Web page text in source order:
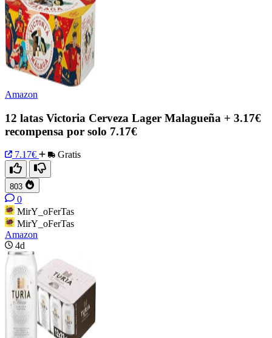
Amazon
12 latas Victoria Cerveza Lager Malagueña + 3.17€
recompensa por solo 7.17€
7.17€ Gratis
803
0
MirY_oFerTas
MirY_oFerTas
Amazon
4d